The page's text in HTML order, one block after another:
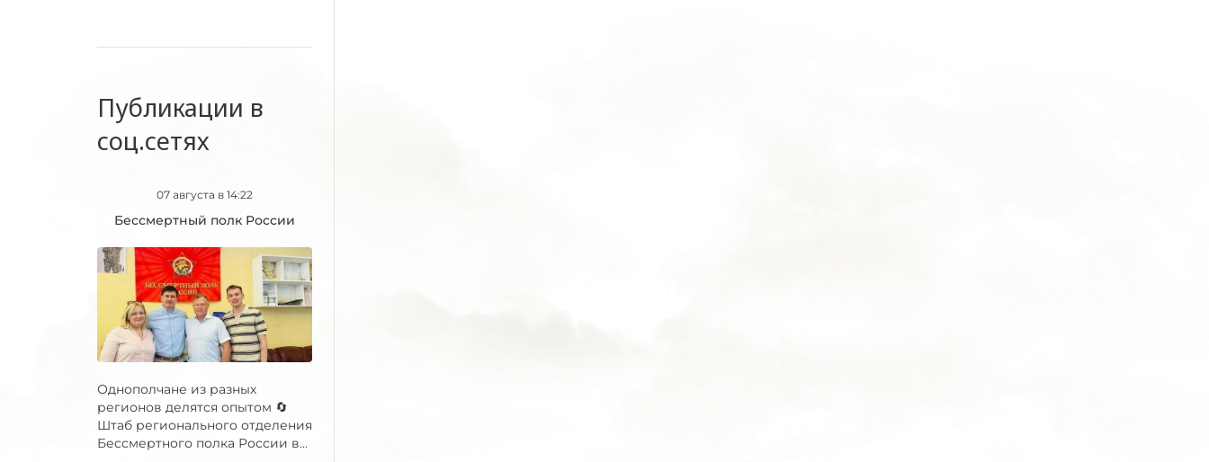
Публикации в
соц.сетях
07 августа в 14:22
Бессмертный полк России
Однополчане из разных
регионов делятся опытом 🔄
Штаб регионального отделения
Бессмертного полка России в...